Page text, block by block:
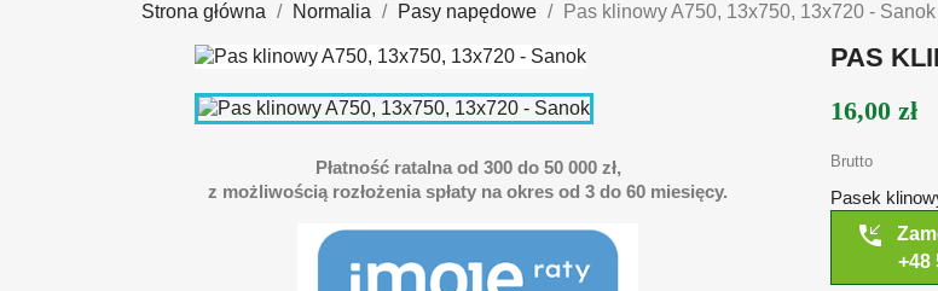
Strona główna Normalia Pasy napędowe Pas klinowy A750, 13x750, 13x720 - Sanok
Płatność ratalna od 300 do 50 000 zł,
z możliwością rozłożenia spłaty na okres od 3 do 60 miesięcy.
PAS
16,00 zł
Brutto
Pasek
phone_callback
+48